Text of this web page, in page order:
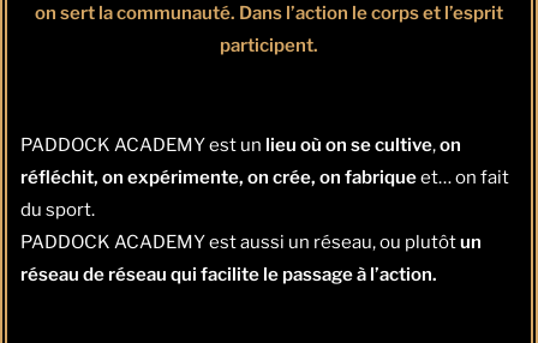
on sert la communauté. Dans l’action le corps et l’esprit
participent.
PADDOCK ACADEMY est un lieu où on se cultive,on
réfléchit, on expérimente, on crée, on fabriqueet… on fait
du sport.
PADDOCK ACADEMY est aussi un réseau, ou plutôtun
réseau de réseau qui facilite le passage à l’action.